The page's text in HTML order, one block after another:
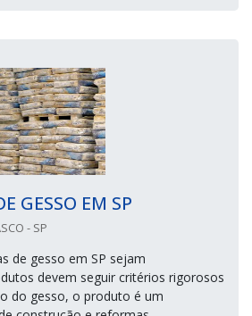
GESSO EM SP
- SP
de gesso em SP sejam
devem seguir critérios rigorosos
do gesso, o produto é um